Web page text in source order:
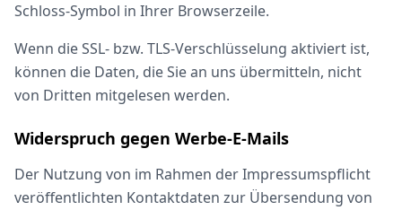
Schloss-Symbol in Ihrer Browserzeile.
Wenn die SSL- bzw. TLS-Verschlüsselung aktiviert ist,
können die Daten, die Sie an uns übermitteln, nicht
von Dritten mitgelesen werden.
Widerspruch gegen Werbe-E-Mails
Der Nutzung von im Rahmen der Impressumspflicht
veröffentlichten Kontaktdaten zur Übersendung von